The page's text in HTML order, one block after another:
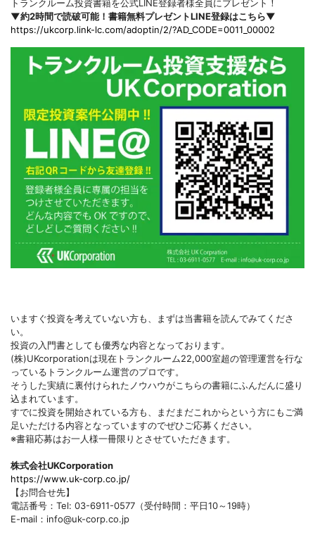
トランクルーム投資書籍を公式LINE登録者様全員にプレゼント！
▼約2時間で読破可能！書籍無料プレゼントLINE登録はこちら▼
https://ukcorp.link-lc.com/adoptin/2/?AD_CODE=0011_00002
いますぐ投資を考えていない方も、まずは当書籍を読んでみてくださ
い。
投資の入門書としても優秀な内容となっております。
(株)UKcorporationは現在トランクルーム22,000室超の管理運営を行な
っているトランクルーム運営のプロです。
そうした実績に裏付けられたノウハウがこちらの書籍にふんだんに盛り
込まれています。
すでに投資を開始されている方も、まだまだこれからという方にもご満
足いただける内容となっていますのでぜひご応募ください。
※書籍応募はお一人様一冊限りとさせていただきます。
株式会社UKCorporation
https://www.uk-corp.co.jp/
【お問合せ先】
電話番号：Tel: 03-6911-0577（受付時間：平日10～19時）
E-mail：info@uk-corp.co.jp